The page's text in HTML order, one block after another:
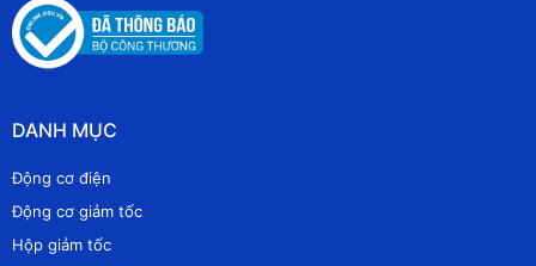
DANH MỤC
Động cơ điện
Động cơ giảm tốc
Hộp giảm tốc